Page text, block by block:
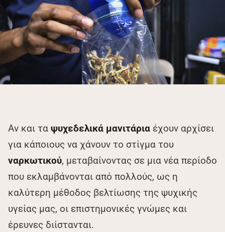
Αν και τα ψυχεδελικά μανιτάρια έχουν αρχίσει
για κάποιους να χάνουν το στίγμα του
ναρκωτικού, μεταβαίνοντας σε μια νέα περίοδο
που εκλαμβάνονται από πολλούς, ως η
καλύτερη μέθοδος βελτίωσης της ψυχικής
υγείας μας, οι επιστημονικές γνώμες και
έρευνες διίστανται.